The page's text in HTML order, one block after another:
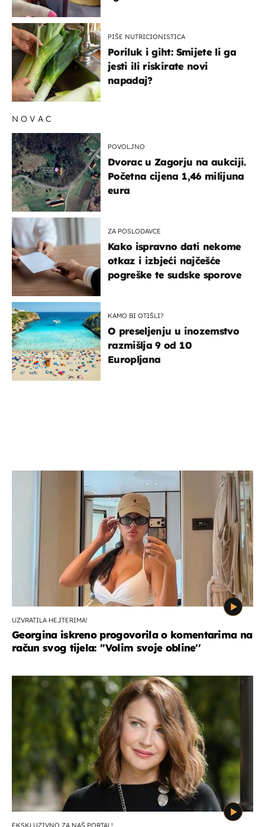
PIŠE NUTRICIONISTICA
Poriluk i giht: Smijete li ga
jesti ili riskirate novi
napadaj?
NOVAC
POVOLJNO
Dvorac u Zagorju na aukciji.
Početna cijena 1,46 milijuna
eura
ZA POSLODAVCE
Kako ispravno dati nekome
otkaz i izbjeći najčešće
pogreške te sudske sporove
KAMO BI OTIŠLI?
O preseljenju u inozemstvo
razmišlja 9 od 10
Europljana
UZVRATILA HEJTERIMA!
Georgina iskreno progovorila o komentarima na
račun svog tijela: ''Volim svoje obline''